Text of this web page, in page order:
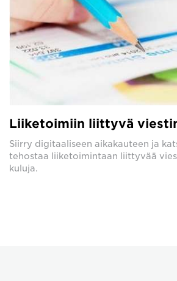
Liiketoimiin liittyvä
Siirry digitaaliseen aikakauteen ja
tehostaa liiketoimintaan liittyvää
kuluja.